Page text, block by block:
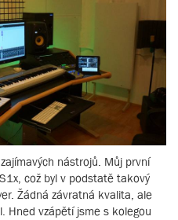
nástrojů. Můj první
což byl v podstatě takový
Žádná závratná kvalita, ale
Hned vzápětí jsme s kolegou